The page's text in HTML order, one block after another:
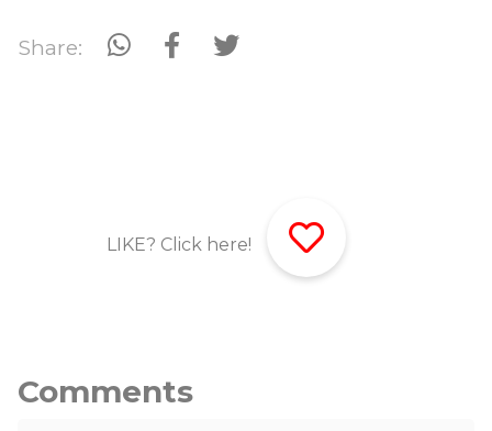
Share:
LIKE? Click here!
Comments